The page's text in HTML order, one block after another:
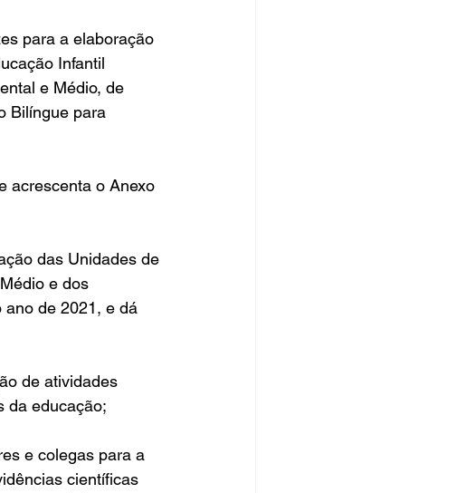
para a elaboração
Infantil
e Médio, de
Bilíngue para
acrescenta o Anexo
das Unidades de
e dos
ano de 2021, e dá
de atividades
da educação;
e colegas para a
científicas